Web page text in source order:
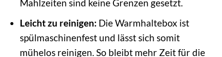
Mahlzeiten sind keine Grenzen gesetzt.
Leicht zu reinigen: Die Warmhaltebox ist
spülmaschinenfest und lässt sich somit
mühelos reinigen. So bleibt mehr Zeit für die